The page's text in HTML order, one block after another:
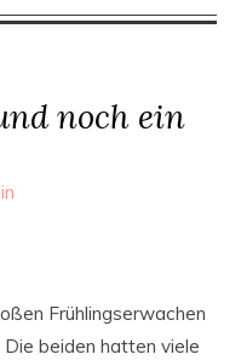
noch ein
Frühlingserwachen
Die beiden hatten viele